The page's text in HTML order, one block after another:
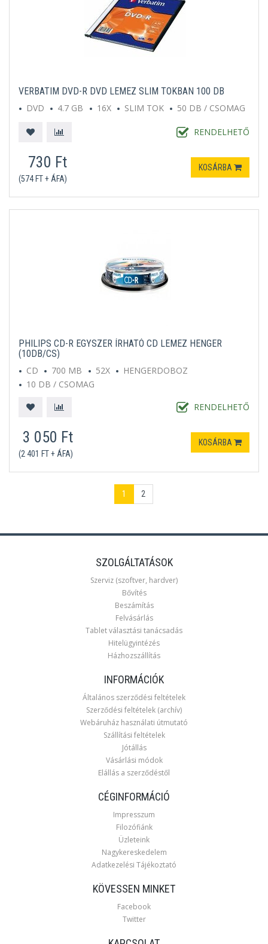
VERBATIM DVD-R DVD LEMEZ SLIM TOKBAN 100 DB
DVD
4.7 GB 16X SLIM TOK 50 DB / CSOMAG
RENDELHETŐ
730 Ft
(574 FT + ÁFA)
KOSÁRBA
PHILIPS CD-R EGYSZER ÍRHATÓ CD LEMEZ HENGER
(10DB/CS)
CD
700 MB 52X
HENGERDOBOZ
10 DB / CSOMAG
RENDELHETŐ
3 050 Ft
(2 401 FT + ÁFA)
KOSÁRBA
1 2
SZOLGÁLTATÁSOK
Szerviz (szoftver, hardver)
Bővítés
Beszámítás
Felvásárlás
Tablet választási tanácsadás
Hitelügyintézés
Házhozszállítás
INFORMÁCIÓK
Általános szerződési feltételek
Szerződési feltételek (archív)
Webáruház használati útmutató
Szállítási feltételek
Jótállás
Vásárlási módok
Elállás a szerződéstől
CÉGINFORMÁCIÓ
Impresszum
Filozófiánk
Üzleteink
Nagykereskedelem
Adatkezelési Tájékoztató
KÖVESSEN MINKET
Facebook
Twitter